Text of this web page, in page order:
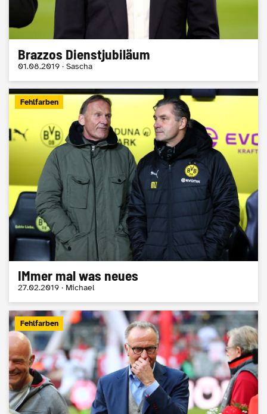
Brazzos Dienstjubiläum
01.08.2019 · Sascha
Fehlfarben
IMmer mal was neues
27.02.2019 · Michael
Fehlfarben